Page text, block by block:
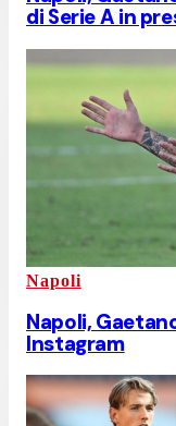
di Serie A in
Napoli
Napoli,
Instagram